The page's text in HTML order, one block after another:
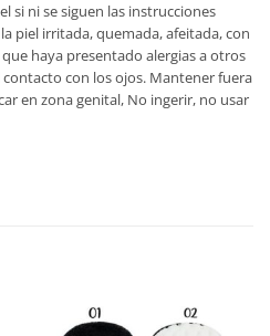
si ni se siguen las instrucciones
piel irritada, quemada, afeitada, con
haya presentado alergias a otros
con los ojos. Mantener fuera
en zona genital, No ingerir, no usar